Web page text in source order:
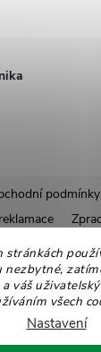
stránkách
nezbytné,
váš
všech
Nastavení
podmínky
Affiliate
Ekologické
. Všechna práva